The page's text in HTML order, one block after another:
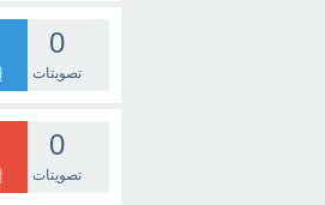
0
تصويتات
0
تصويتات